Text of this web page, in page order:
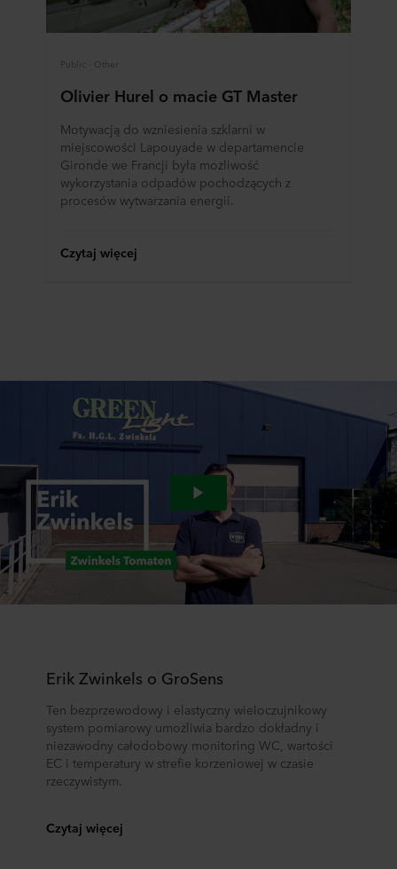
Public - Other
Olivier Hurel o macie GT Master
Motywacją do wzniesienia szklarni w
miejscowości Lapouyade w departamencie
Gironde we Francji była możliwość
wykorzystania odpadów pochodzących z
procesów wytwarzania energii.
Czytaj więcej
Erik Zwinkels o GroSens
Ten bezprzewodowy i elastyczny wieloczujnikowy
system pomiarowy umożliwia bardzo dokładny i
niezawodny całodobowy monitoring WC, wartości
EC i temperatury w strefie korzeniowej w czasie
rzeczywistym.
Czytaj więcej